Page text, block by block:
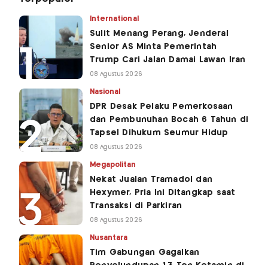
International
Sulit Menang Perang, Jenderal
Senior AS Minta Pemerintah
Trump Cari Jalan Damai Lawan Iran
08 Agustus 2026
Nasional
DPR Desak Pelaku Pemerkosaan
dan Pembunuhan Bocah 6 Tahun di
Tapsel Dihukum Seumur Hidup
08 Agustus 2026
Megapolitan
Nekat Jualan Tramadol dan
Hexymer, Pria Ini Ditangkap saat
Transaksi di Parkiran
08 Agustus 2026
Nusantara
Tim Gabungan Gagalkan